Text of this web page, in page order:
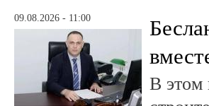
09.08.2026 - 11:00
В этом